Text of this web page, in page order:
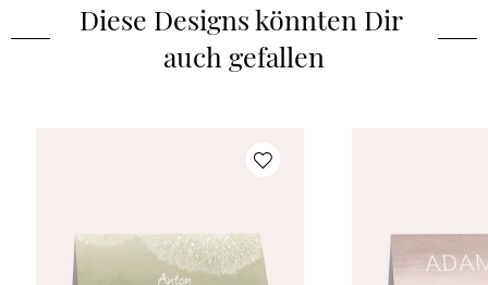
Diese Designs könnten Dir
auch gefallen